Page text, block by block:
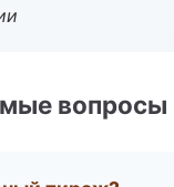
вопросы